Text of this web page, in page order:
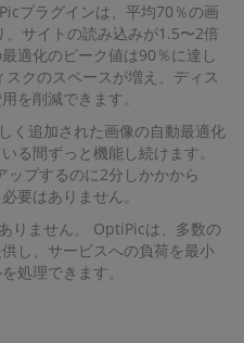
プラグインは、平均70％の画
サイトの読み込みが1.5〜2倍
適化のピーク値は90％に達し
クのスペースが増え、ディス
を削減できます。
く追加された画像の自動最適化
る間ずっと機能し続けます。
プするのに2分しかかから
要はありません。
りません。 OptiPicは、多数の
し、サービスへの負荷を最小
処理できます。